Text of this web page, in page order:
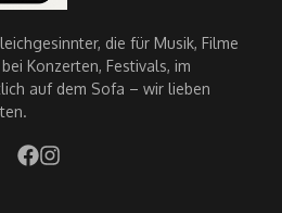
die für Musik, Filme
Konzerten, Festivals, im
auf dem Sofa – wir lieben